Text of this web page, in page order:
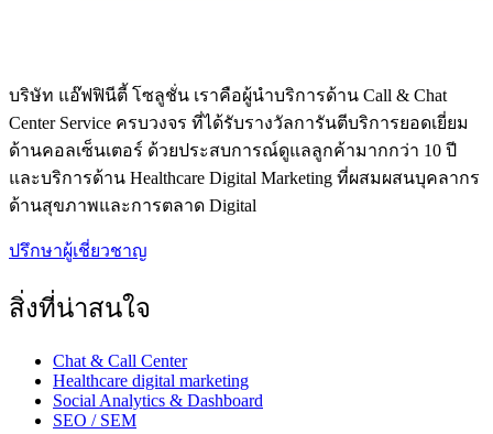
บริษัท แอ๊ฟฟินีตี้ โซลูชั่น เราคือผู้นำบริการด้าน Call & Chat
Center Service ครบวงจร ที่ได้รับรางวัลการันตีบริการยอดเยี่ยม
ด้านคอลเซ็นเตอร์ ด้วยประสบการณ์ดูแลลูกค้ามากกว่า 10 ปี
และบริการด้าน Healthcare Digital Marketing ที่ผสมผสนบุคลากร
ด้านสุขภาพและการตลาด Digital
ปรึกษาผู้เชี่ยวชาญ
สิ่งที่น่าสนใจ
Chat & Call Center
Healthcare digital marketing
Social Analytics & Dashboard
SEO / SEM